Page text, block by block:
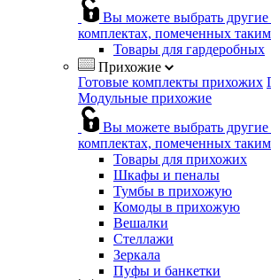
Вы можете выбрать другие
комплектах, помеченных
Товары для гардеробных
Прихожие
Готовые комплекты прихожих
Модульные прихожие
Вы можете выбрать другие
комплектах, помеченных
Товары для прихожих
Шкафы и пеналы
Тумбы в прихожую
Комоды в прихожую
Вешалки
Стеллажи
Зеркала
Пуфы и банкетки